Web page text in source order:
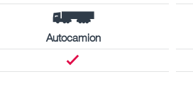
Autocamion